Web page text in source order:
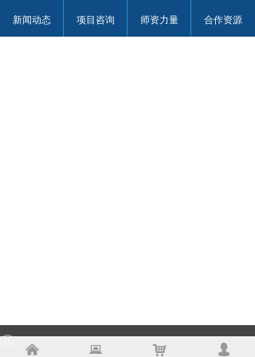
新闻动态 项目咨询 师资力量 合作资源
公司：北京龙腾智元信息技术有限公司中国人工
낀 뀵 낙 넙